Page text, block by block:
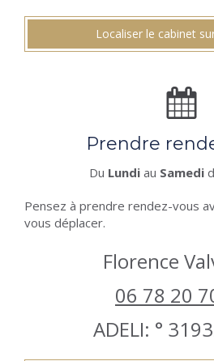
Localiser le cabinet
Prendre
Du Lundiau Samedi
Pensez à prendre rendez-vous
vous déplacer.
Florence
06 78 20
ADELI: °